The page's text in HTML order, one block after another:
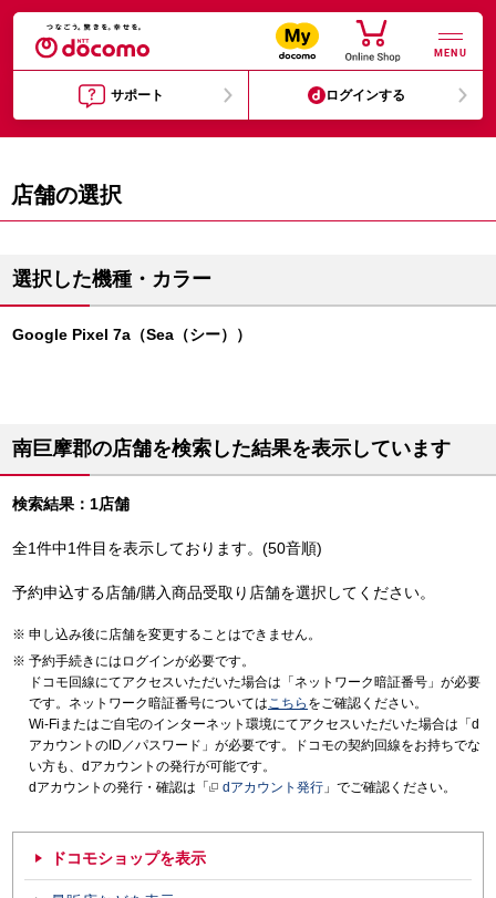
MENU
サポート ログインする
店舗の選択
選択した機種・カラー
Google Pixel 7a（Sea（シー））
南巨摩郡の店舗を検索した結果を表示しています
検索結果：1店舗
全1件中1件目を表示しております。(50音順)
予約申込する店舗/購入商品受取り店舗を選択してください。
申し込み後に店舗を変更することはできません。
予約手続きにはログインが必要です。
ドコモ回線にてアクセスいただいた場合は「ネットワーク暗証番号」が必要
です。ネットワーク暗証番号についてはこちら をご確認ください。
Wi-Fiまたはご自宅のインターネット環境にてアクセスいただいた場合は「d
アカウントのID／パスワード」が必要です。ドコモの契約回線をお持ちでな
い方も、dアカウントの発行が可能です。
dアカウントの発行・確認は「
dアカウント発行 」でご確認ください。
ドコモショップを表示